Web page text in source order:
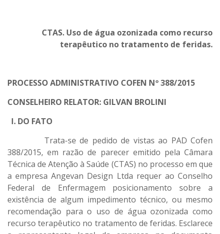
CTAS. Uso de água ozonizada como recurso
terapêutico no tratamento de feridas.
PROCESSO ADMINISTRATIVO COFEN Nº 388/2015
CONSELHEIRO RELATOR: GILVAN BROLINI
I. DO FATO
Trata-se de pedido de vistas ao PAD Cofen
388/2015, em razão de parecer emitido pela Câmara
Técnica de Atenção à Saúde (CTAS) no processo em que
a empresa Angevan Design Ltda requer ao Conselho
Federal de Enfermagem posicionamento sobre a
existência de algum impedimento técnico, ou mesmo
recomendação para o uso de água ozonizada como
recurso terapêutico no tratamento de feridas. Esclarece